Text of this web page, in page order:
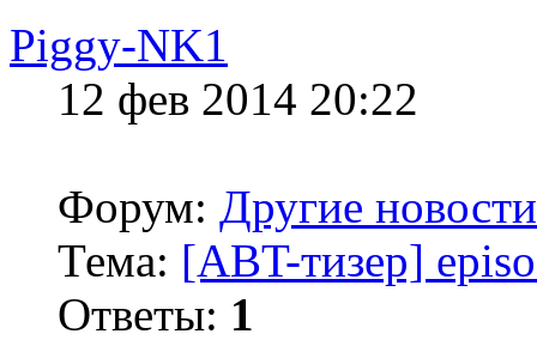
Piggy-NK1
12 фев 2014 20:22
Форум: Другие
Тема: [ABT-тизер]
Ответы: 1